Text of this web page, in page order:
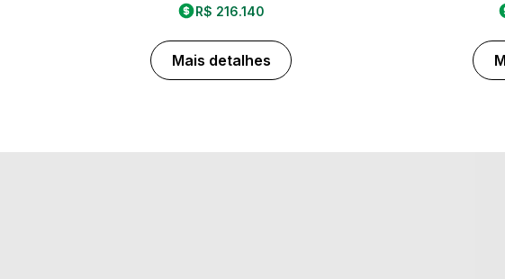
R$ 216.140
Mais detalhes